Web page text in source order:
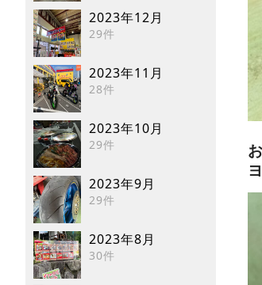
2023年12月
29件
2023年11月
28件
2023年10月
29件
2023年9月
29件
2023年8月
30件